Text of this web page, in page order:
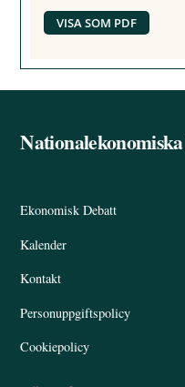
VISA SOM PDF
Ekonomisk Debatt
Kalender
Kontakt
Personuppgiftspolicy
Cookiepolicy